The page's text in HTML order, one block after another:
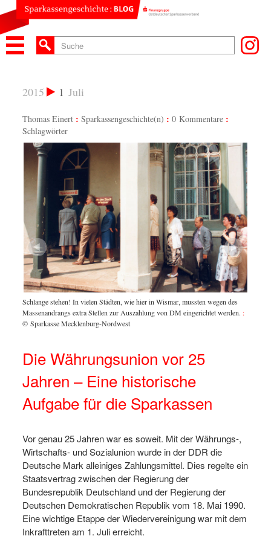
1 Juli
2015
Thomas Einert Sparkassengeschichte(n)
0 Kommentare
Schlagwörter
Schlange stehen! In vielen Städten, wie hier in Wismar, mussten wegen des
Massenandrangs extra Stellen zur Auszahlung von DM eingerichtet werden. :
© Sparkasse Mecklenburg-Nordwest
Die Währungsunion vor 25
Jahren – Eine historische
Aufgabe für die Sparkassen
Vor genau 25 Jahren war es soweit. Mit der Währungs-,
Wirtschafts- und Sozialunion wurde in der DDR die
Deutsche Mark alleiniges Zahlungsmittel. Dies regelte ein
Staatsvertrag zwischen der Regierung der
Bundesrepublik Deutschland und der Regierung der
Deutschen Demokratischen Republik vom 18. Mai 1990.
Eine wichtige Etappe der Wiedervereinigung war mit dem
Inkrafttreten am 1. Juli erreicht.